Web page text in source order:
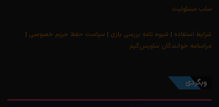
سلب مسئولیت
شرایط استفاده | شیوه نامه بررسی بازی | سیاست حفظ حریم خصوصی |
مرامنامه خوانندگان ساویس‌گیم
وبگردی